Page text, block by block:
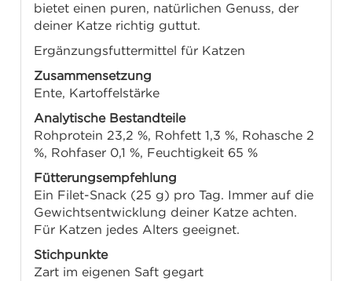
bietet einen puren, natürlichen Genuss, der
deiner Katze richtig guttut.
Ergänzungsfuttermittel für Katzen
Zusammensetzung
Ente, Kartoffelstärke
Analytische Bestandteile
Rohprotein 23,2 %, Rohfett 1,3 %, Rohasche 2
%, Rohfaser 0,1 %, Feuchtigkeit 65 %
Fütterungsempfehlung
Ein Filet-Snack (25 g) pro Tag. Immer auf die
Gewichtsentwicklung deiner Katze achten.
Für Katzen jedes Alters geeignet.
Stichpunkte
Zart im eigenen Saft gegart